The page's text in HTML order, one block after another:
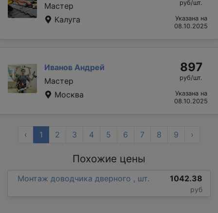
Мастер
Калуга
руб/шт.
Указана на
08.10.2025
Иванов Андрей
Мастер
Москва
897
руб/шт.
Указана на
08.10.2025
‹ 1 2 3 4 5 6 7 8 9 ›
Похожие цены
Монтаж доводчика дверного , шт. 1042.38
руб